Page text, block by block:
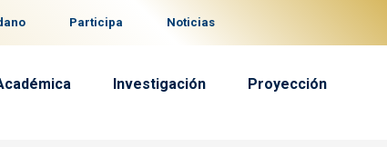
Participa Noticias
Investigación Proyección